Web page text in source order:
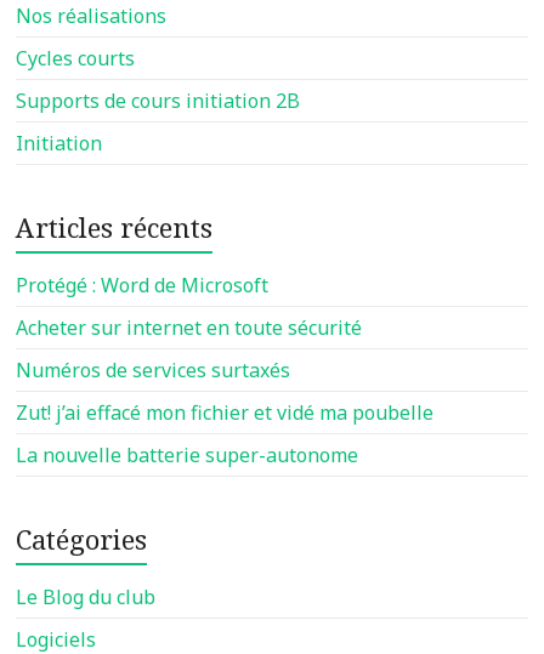
Nos réalisations
Cycles courts
Supports de cours initiation 2B
Initiation
Articles récents
Protégé : Word de Microsoft
Acheter sur internet en toute sécurité
Numéros de services surtaxés
Zut! j’ai effacé mon fichier et vidé ma poubelle
La nouvelle batterie super-autonome
Catégories
Le Blog du club
Logiciels